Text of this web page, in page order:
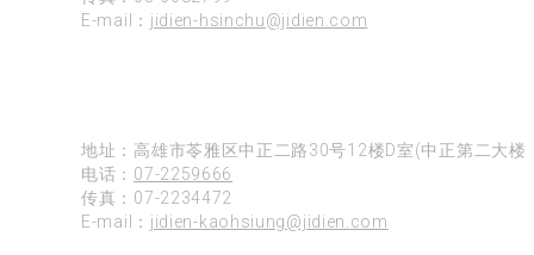
E-mail： jidien-hsinchu@jidien.com
地址：高雄市苓雅区中正二路30号12楼D室(中正第二大楼)
电话： 07-2259666
传真：07-2234472
E-mail： jidien-kaohsiung@jidien.com